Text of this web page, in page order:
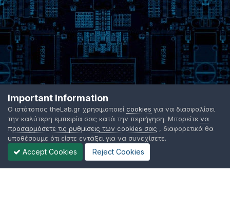
Important Information
Ο ιστότοπος theLab.gr χρησιμοποιεί cookies για να διασφαλίσει
την καλύτερη εμπειρία σας κατά την περιήγηση. Μπορείτε να
προσαρμόσετε τις ρυθμίσεις των cookies σας , διαφορετικά θα
υποθέσουμε ότι είστε εντάξει για να συνεχίσετε.
Accept Cookies Reject Cookies